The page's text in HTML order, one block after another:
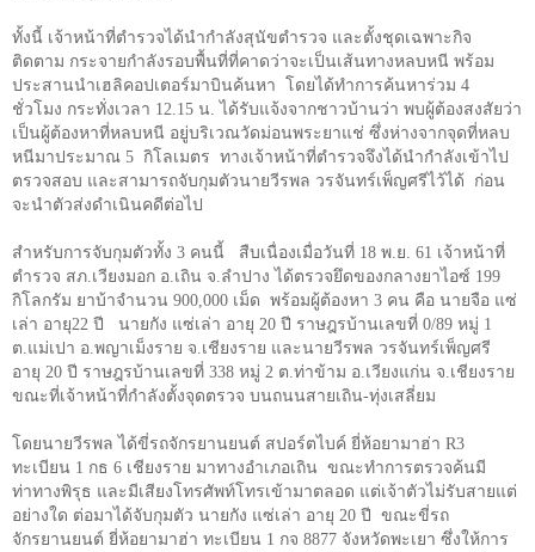
ทั้งนี้ เจ้าหน้าที่ตำรวจได้นำกำลังสุนัขตำรวจ และตั้งชุดเฉพาะกิจ
ติดตาม กระจายกำลังรอบพื้นที่ที่คาดว่าจะเป็นเส้นทางหลบหนี พร้อม
ประสานนำเฮลิคอปเตอร์มาบินค้นหา โดยได้ทำการค้นหาร่วม 4
ชั่วโมง กระทั่งเวลา 12.15 น. ได้รับแจ้งจากชาวบ้านว่า พบผู้ต้องสงสัยว่า
เป็นผู้ต้องหาที่หลบหนี อยู่บริเวณวัดม่อนพระยาแช่ ซึ่งห่างจากจุดที่หลบ
หนีมาประมาณ 5 กิโลเมตร ทางเจ้าหน้าที่ตำรวจจึงได้นำกำลังเข้าไป
ตรวจสอบ และสามารถจับกุมตัวนายวีรพล วรจันทร์เพ็ญศรีไว้ได้ ก่อน
จะนำตัวส่งดำเนินคดีต่อไป
สำหรับการจับกุมตัวทั้ง 3 คนนี้ สืบเนื่องเมื่อวันที่ 18 พ.ย. 61 เจ้าหน้าที่
ตำรวจ สภ.เวียงมอก อ.เถิน จ.ลำปาง ได้ตรวจยึดของกลางยาไอซ์ 199
กิโลกรัม ยาบ้าจำนวน 900,000 เม็ด พร้อมผู้ต้องหา 3 คน คือ นายจือ แซ่
เล่า อายุ22 ปี นายกัง แซ่เล่า อายุ 20 ปี ราษฎรบ้านเลขที่ 0/89 หมู่ 1
ต.แม่เปา อ.พญาเม็งราย จ.เชียงราย และนายวีรพล วรจันทร์เพ็ญศรี
อายุ 20 ปี ราษฎรบ้านเลขที่ 338 หมู่ 2 ต.ท่าข้าม อ.เวียงแก่น จ.เชียงราย
ขณะที่เจ้าหน้าที่กำลังตั้งจุดตรวจ บนถนนสายเถิน-ทุ่งเสลี่ยม
โดยนายวีรพล ได้ขี่รถจักรยานยนต์ สปอร์ตไบค์ ยี่ห้อยามาฮ่า R3
ทะเบียน 1 กธ 6 เชียงราย มาทางอำเภอเถิน ขณะทำการตรวจค้นมี
ท่าทางพิรุธ และมีเสียงโทรศัพท์โทรเข้ามาตลอด แต่เจ้าตัวไม่รับสายแต่
อย่างใด ต่อมาได้จับกุมตัว นายกัง แซ่เล่า อายุ 20 ปี ขณะขี่รถ
จักรยานยนต์ ยี่ห้อยามาฮ่า ทะเบียน 1 กจ 8877 จังหวัดพะเยา ซึ่งให้การ